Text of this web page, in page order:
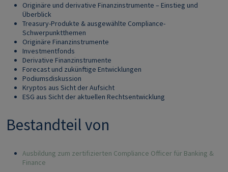
Originäre und derivative Finanzinstrumente – Einstieg und
Überblick
Treasury-Produkte & ausgewählte Compliance-
Schwerpunktthemen
Originäre Finanzinstrumente
Investmentfonds
Derivative Finanzinstrumente
Forecast und zukünftige Entwicklungen
Podiumsdiskussion
Kryptos aus Sicht der Aufsicht
ESG aus Sicht der aktuellen Rechtsentwicklung
Bestandteil von
Ausbildung zum zertifizierten Compliance Officer für Banking &
Finance